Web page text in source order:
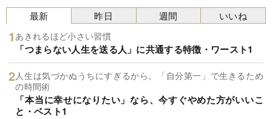
最新
あきれるほど小さい習慣
「つまらない人生を送る人」に共通する特徴・ワースト1
人生は気づかぬうちにすぎるから。「自分第一」で生きるため
の時間術
「本当に幸せになりたい」なら、今すぐやめた方がいいこ
と・ベスト1
昨日 週間 いいね